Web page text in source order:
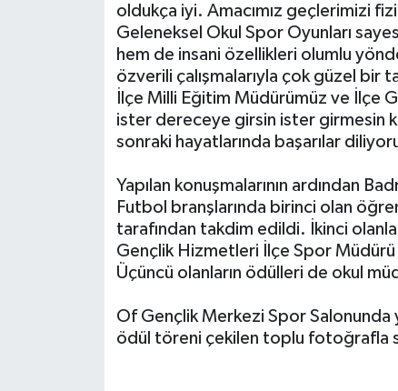
oldukça iyi. Amacımız geçlerimizi
Geleneksel Okul Spor Oyunları
hem de insani özellikleri olumlu
özverili çalışmalarıyla çok güzel bir
İlçe Milli Eğitim Müdürümüz ve İlçe
ister dereceye girsin ister girmesin
sonraki hayatlarında başarılar
Yapılan konuşmalarının ardından
Futbol branşlarında birinci olan
tarafından takdim edildi. İkinci
Gençlik Hizmetleri İlçe Spor
Üçüncü olanların ödülleri de okul
Of Gençlik Merkezi Spor Salonunda
ödül töreni çekilen toplu fotoğrafla